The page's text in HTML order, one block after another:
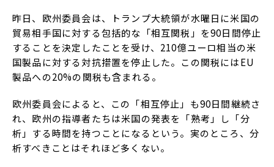
昨日、欧州委員会は、トランプ大統領が水曜日に米国の
貿易相手国に対する包括的な「相互関税」を90日間停止
することを決定したことを受け、210億ユーロ相当の米
国製品に対する対抗措置を停止した。この関税にはEU
製品への20%の関税も含まれる。
欧州委員会によると、この「相互停止」も90日間継続さ
れ、欧州の指導者たちは米国の発表を「熟考」し「分
析」する時間を持つことになるという。実のところ、分
析すべきことはそれほど多くない。